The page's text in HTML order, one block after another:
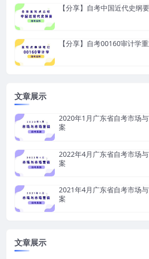
【分享】自考中国近代史纲
【分享】自考00160审计学
文章展示
2020年1月广东省自考市场
案
2022年4月广东省自考市场
案
2021年4月广东省自考市场
案
文章展示